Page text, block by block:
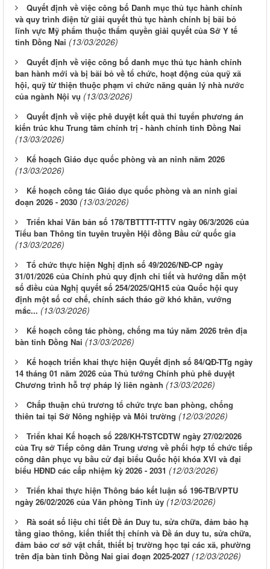
Quyết định về việc công bố Danh mục thủ tục hành chính
và quy trình điện tử giải quyết thủ tục hành chính bị bãi bỏ
lĩnh vực Mỹ phẩm thuộc thẩm quyền giải quyết của Sở Y tế
tỉnh Đồng Nai (13/03/2026)
Quyết định về việc công bố danh mục thủ tục hành chính
ban hành mới và bị bãi bỏ về tổ chức, hoạt động của quỹ xã
hội, quỹ từ thiện thuộc phạm vi chức năng quản lý nhà nước
của ngành Nội vụ (13/03/2026)
Quyết định về việc phê duyệt kết quả thi tuyển phương án
kiến trúc khu Trung tâm chính trị - hành chính tỉnh Đồng Nai
(13/03/2026)
Kế hoạch Giáo dục quốc phòng và an ninh năm 2026
(13/03/2026)
Kế hoạch công tác Giáo dục quốc phòng và an ninh giai
đoạn 2026 - 2030 (13/03/2026)
Triển khai Văn bản số 178/TBTTTT-TTTV ngày 06/3/2026 của
Tiểu ban Thông tin tuyên truyền Hội đồng Bầu cử quốc gia
(13/03/2026)
Tổ chức thực hiện Nghị định số 49/2026/NĐ-CP ngày
31/01/2026 của Chính phủ quy định chi tiết và hướng dẫn một
số điều của Nghị quyết số 254/2025/QH15 của Quốc hội quy
định một số cơ chế, chính sách tháo gỡ khó khăn, vướng
mắc... (13/03/2026)
Kế hoạch công tác phòng, chống ma túy năm 2026 trên địa
bàn tỉnh Đồng Nai (13/03/2026)
Kế hoạch triển khai thực hiện Quyết định số 84/QĐ-TTg ngày
14 tháng 01 năm 2026 của Thủ tướng Chính phủ phê duyệt
Chương trình hỗ trợ pháp lý liên ngành (13/03/2026)
Chấp thuận chủ trương tổ chức trực ban phòng, chống
thiên tai tại Sở Nông nghiệp và Môi trường (12/03/2026)
Triển khai Kế hoạch số 228/KH-TSTCDTW ngày 27/02/2026
của Trụ sở Tiếp công dân Trung ương về phối hợp tổ chức tiếp
công dân phục vụ bầu cử đại biểu Quốc hội khóa XVI và đại
biểu HĐND các cấp nhiệm kỳ 2026 - 2031 (12/03/2026)
Triển khai thực hiện Thông báo kết luận số 196-TB/VPTU
ngày 26/02/2026 của Văn phòng Tỉnh ủy (12/03/2026)
Rà soát số liệu chi tiết Đề án Duy tu, sửa chữa, đảm bảo hạ
tầng giao thông, kiến thiết thị chính và Đề án duy tu, sửa chữa,
đảm bảo cơ sở vật chất, thiết bị trường học tại các xã, phường
trên địa bàn tỉnh Đồng Nai giai đoạn 2025-2027 (12/03/2026)